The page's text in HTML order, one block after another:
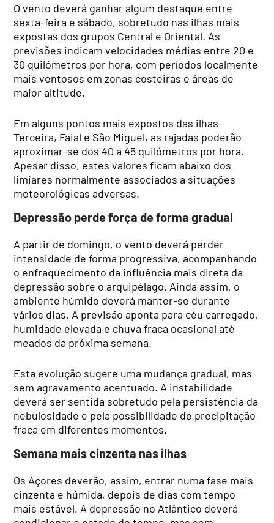
O vento deverá ganhar algum destaque entre
sexta-feira e sábado, sobretudo nas ilhas mais
expostas dos grupos Central e Oriental. As
previsões indicam velocidades médias entre 20 e
30 quilómetros por hora, com períodos localmente
mais ventosos em zonas costeiras e áreas de
maior altitude.
Em alguns pontos mais expostos das ilhas
Terceira, Faial e São Miguel, as rajadas poderão
aproximar-se dos 40 a 45 quilómetros por hora.
Apesar disso, estes valores ficam abaixo dos
limiares normalmente associados a situações
meteorológicas adversas.
Depressão perde força de forma gradual
A partir de domingo, o vento deverá perder
intensidade de forma progressiva, acompanhando
o enfraquecimento da influência mais direta da
depressão sobre o arquipélago. Ainda assim, o
ambiente húmido deverá manter-se durante
vários dias. A previsão aponta para céu carregado,
humidade elevada e chuva fraca ocasional até
meados da próxima semana.
Esta evolução sugere uma mudança gradual, mas
sem agravamento acentuado. A instabilidade
deverá ser sentida sobretudo pela persistência da
nebulosidade e pela possibilidade de precipitação
fraca em diferentes momentos.
Semana mais cinzenta nas ilhas
Os Açores deverão, assim, entrar numa fase mais
cinzenta e húmida, depois de dias com tempo
mais estável. A depressão no Atlântico deverá